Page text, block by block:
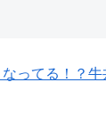
ってる！？